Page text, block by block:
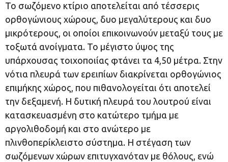
Το σωζόμενο κτίριο αποτελείται από τέσσερις
ορθογώνιους χώρους, δυο μεγαλύτερους και δυο
μικρότερους, οι οποίοι επικοινωνούν μεταξύ τους με
τοξωτά ανοίγματα. Το μέγιστο ύψος της
υπάρχουσας τοιχοποιίας φτάνει τα 4,50 μέτρα. Στην
νότια πλευρά των ερειπίων διακρίνεται ορθογώνιος
επιμήκης χώρος, που πιθανολογείται ότι αποτελεί
την δεξαμενή. Η δυτική πλευρά του λουτρού είναι
κατασκευασμένη στο κατώτερο τμήμα με
αργολιθοδομή και στο ανώτερο με
πλινθοπερίκλειστο σύστημα. Η στέγαση των
σωζόμενων χώρων επιτυγχανόταν με θόλους, ενώ